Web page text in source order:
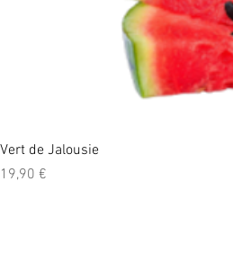
Vert de Jalousie
Prix
19,90 €